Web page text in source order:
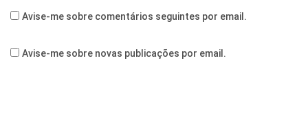
Avise-me sobre comentários seguintes por email.
Avise-me sobre novas publicações por email.